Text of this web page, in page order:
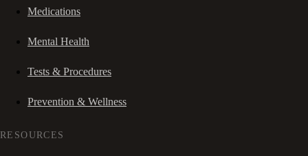
Medications
Mental Health
Tests & Procedures
Prevention & Wellness
RESOURCES